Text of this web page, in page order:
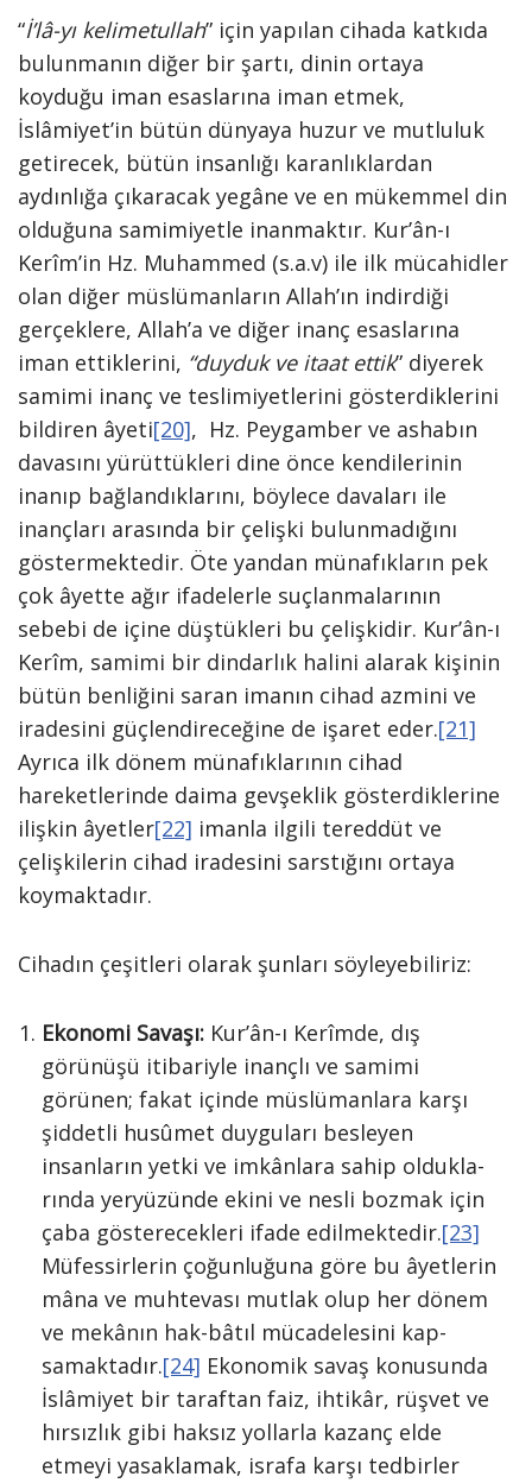
“İ’lâ-yı kelimetullah” için yapılan ci­hada katkıda
bulunmanın diğer bir şar­tı, dinin ortaya
koyduğu iman esaslarına iman etmek,
İslâmiyet’in bütün dün­yaya huzur ve mutluluk
getirecek, bütün insanlığı karanlıklardan
aydınlığa çıka­racak yegâne ve en mükemmel din
ol­duğuna samimiyetle inanmaktır. Kur’ân-ı
Kerîm’in Hz. Muhammed (s.a.v) ile ilk mücahidler
olan diğer müslümanların Allah’ın in­dirdiği
gerçeklere, Allah’a ve diğer inanç esaslarına
iman ettiklerini, “duyduk ve itaat ettik” diyerek
samimi inanç ve tes­limiyetlerini gösterdiklerini
bildiren âye­ti[20], Hz. Peygamber ve ashabın
davasını yürüttükleri dine önce kendile­rinin
inanıp bağlandıklarını, böylece da­vaları ile
inançları arasında bir çelişki bu­lunmadığını
göstermektedir. Öte yandan münafıkların pek
çok âyette ağır ifade­lerle suçlanmalarının
sebebi de içine düş­tükleri bu çelişkidir. Kur’ân-ı
Kerîm, sa­mimi bir dindarlık halini alarak kişinin
bütün benliğini saran imanın cihad az­mini ve
iradesini güçlendireceğine de işa­ret eder.[21]
Ayrıca ilk dö­nem münafıklarının cihad
hareketlerin­de daima gevşeklik gösterdiklerine
iliş­kin âyetler[22] imanla ilgili tereddüt ve
çelişkilerin cihad iradesini sarstığını or­taya
koymaktadır.
Cihadın çeşitleri olarak şunları söyleyebiliriz:
Ekonomi Savaşı: Kur’ân-ı Kerîmde, dış
görünüşü itibariyle inançlı ve sami­mi
görünen; fakat içinde müslümanlara karşı
şiddetli husûmet duyguları besle­yen
insanların yetki ve imkânlara sahip oldukla­
rında yeryüzünde ekini ve nesli bozmak için
çaba gösterecekleri ifade edilmek­tedir.[23]
Müfessirlerin çoğunluğuna göre bu âyetlerin
mâna ve muhtevası mutlak olup her dönem
ve mekânın hak-bâtıl mücadelesini kap­
samaktadır.[24] Ekonomik savaş konusunda
İslâmiyet bir taraftan faiz, ihtikâr, rüşvet ve
hırsızlık gibi hak­sız yollarla kazanç elde
etmeyi yasakla­mak, israfa karşı tedbirler